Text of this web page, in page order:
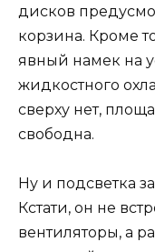
дисков
корзина. Кроме
явный намек на
жидкостного
сверху нет,
свободна.
Ну и подсветка
Кстати, он не
вентиляторы, а